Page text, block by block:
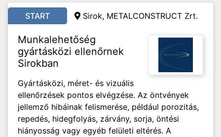
START Sirok, METALCONSTRUCT Zrt.
Munkalehetőség
gyártásközi ellenőrnek
Sirokban
Gyártásközi, méret- és vizuális
ellenőrzések pontos elvégzése. Az öntvények
jellemző hibáinak felismerése, például porozitás,
repedés, hidegfolyás, zárvány, sorja, öntési
hiányosság vagy egyéb felületi eltérés. A